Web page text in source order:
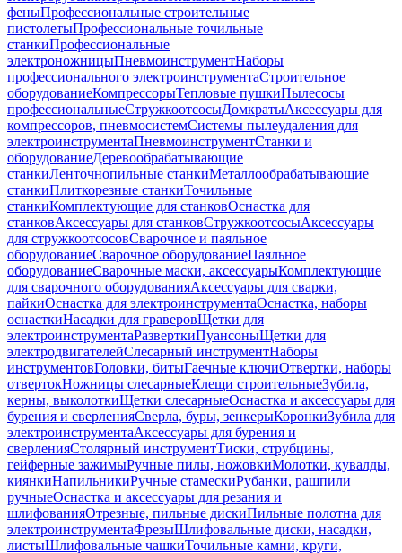
феныПрофессиональные строительные
пистолетыПрофессиональные точильные
станкиПрофессиональные
электроножницыПневмоинструментНаборы
профессионального электроинструментаСтроительное
оборудованиеКомпрессорыТепловые пушкиПылесосы
профессиональныеСтружкоотсосыДомкратыАксессуары для
компрессоров, пневмосистемСистемы пылеудаления для
электроинструментаПневмоинструментСтанки и
оборудованиеДеревообрабатывающие
станкиЛенточнопильные станкиМеталлообрабатывающие
станкиПлиткорезные станкиТочильные
станкиКомплектующие для станковОснастка для
станковАксессуары для станковСтружкоотсосыАксессуары
для стружкоотсосовСварочное и паяльное
оборудованиеСварочное оборудованиеПаяльное
оборудованиеСварочные маски, аксессуарыКомплектующие
для сварочного оборудованияАксессуары для сварки,
пайкиОснастка для электроинструментаОснастка, наборы
оснасткиНасадки для граверовЩетки для
электроинструментаРазверткиПуансоныЩетки для
электродвигателейСлесарный инструментНаборы
инструментовГоловки, битыГаечные ключиОтвертки, наборы
отвертокНожницы слесарныеКлещи строительныеЗубила,
керны, выколоткиЩетки слесарныеОснастка и аксессуары для
бурения и сверленияСверла, буры, зенкерыКоронкиЗубила для
электроинструментаАксессуары для бурения и
сверленияСтолярный инструментТиски, струбцины,
гейферные зажимыРучные пилы, ножовкиМолотки, кувалды,
киянкиНапильникиРучные стамескиРубанки, рашпили
ручныеОснастка и аксессуары для резания и
шлифованияОтрезные, пильные дискиПильные полотна для
электроинструментаФрезыШлифовальные диски, насадки,
листыШлифовальные чашкиТочильные камни, круги,